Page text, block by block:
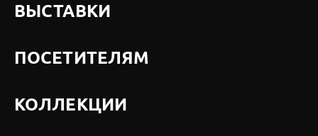
ВЫСТАВКИ
ПОСЕТИТЕЛЯМ
КОЛЛЕКЦИИ